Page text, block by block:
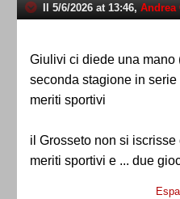
Il 5/6/2026 at 13:46, Andrea
Giulivi ci diede una mano
seconda stagione in
meriti sportivi
il Grosseto non si
meriti sportivi e ... due